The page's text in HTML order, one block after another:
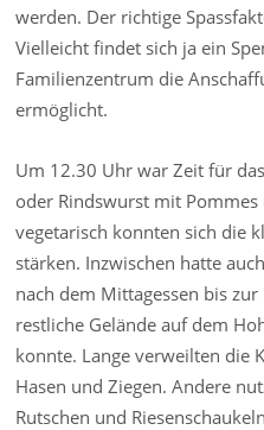
werden. Der richtige
Vielleicht findet sich ja ein
Familienzentrum die
ermöglicht.
Um 12.30 Uhr war Zeit für
oder Rindswurst mit
vegetarisch konnten sich die
stärken. Inzwischen hatte
nach dem Mittagessen bis
restliche Gelände auf dem
konnte. Lange verweilten die
Hasen und Ziegen. Andere
Rutschen und